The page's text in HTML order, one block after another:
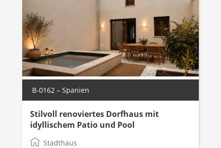
B-0162 – Spanien
Stilvoll renoviertes Dorfhaus mit
idyllischem Patio und Pool
Stadthaus